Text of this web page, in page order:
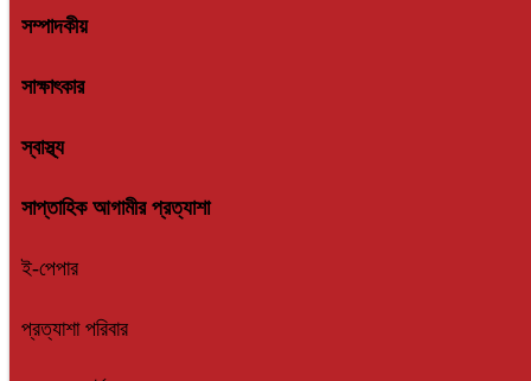
সম্পাদকীয়
সাক্ষাৎকার
স্বাস্থ্য
সাপ্তাহিক আগামীর প্রত্যাশা
ই-পেপার
প্রত্যাশা পরিবার